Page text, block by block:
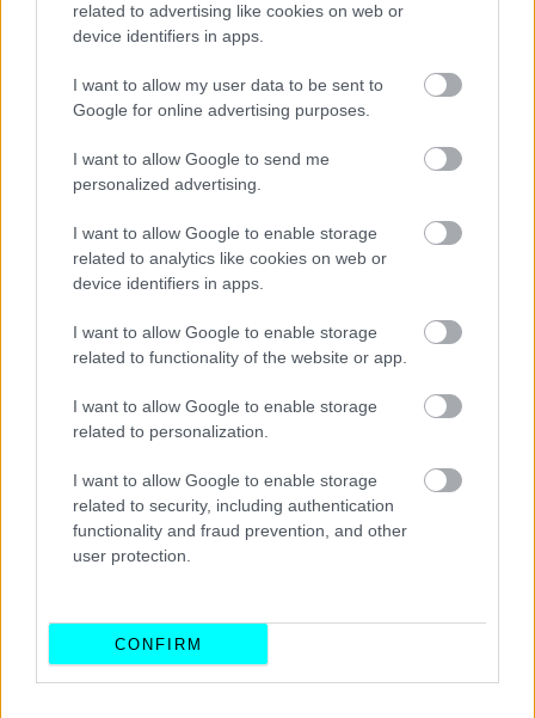
related to advertising like cookies on web or
device identifiers in apps.
I want to allow my user data to be sent to
Google for online advertising purposes.
I want to allow Google to send me
personalized advertising.
I want to allow Google to enable storage
related to analytics like cookies on web or
device identifiers in apps.
I want to allow Google to enable storage
related to functionality of the website or app.
I want to allow Google to enable storage
related to personalization.
I want to allow Google to enable storage
related to security, including authentication
functionality and fraud prevention, and other
user protection.
CONFIRM
Καλεσμένος στο studio της εκπομπής θα είναι ο Νίκος
Βουρλιώτης, ενώ στις μεταδόσεις του τριημέρου οι
οποίες θα ολοκληρωθούν τα ξημερώματα της Δευτέρας με
το All Star Race του NASCAR, θα βρίσκονται οι Μαρία
Ανδρεάδη, Γιώργος Ανανίδας, Κώστας Λεώνης και Τάκης
Πουρναράκης, με τον Σταμάτη Κατσίμη να σχολιάζει από